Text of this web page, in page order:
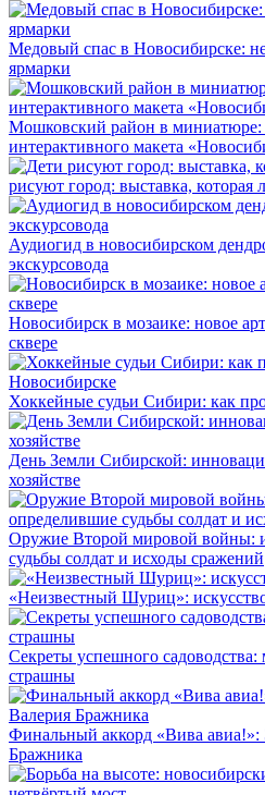
Медовый спас в Новосибирске:
ярмарки
Мошковский район в миниатюре:
интерактивного макета
рисуют город: выставка, которая
Аудиогид в новосибирском
экскурсовода
Новосибирск в мозаике: новое
сквере
Хоккейные судьи Сибири: как
День Земли Сибирской:
хозяйстве
Оружие Второй мировой войны:
судьбы солдат и исходы сражений
«Неизвестный Шуриц»:
Секреты успешного
страшны
Финальный аккорд «Вива авиа!»:
Бражника